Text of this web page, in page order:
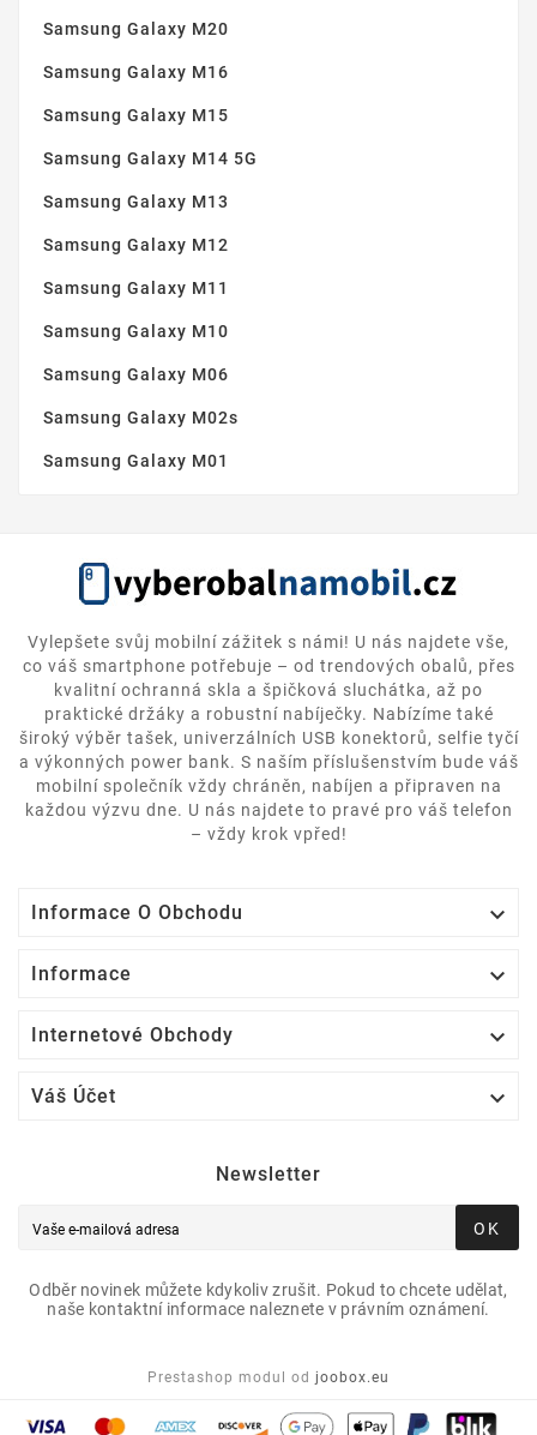
Samsung Galaxy M20
Samsung Galaxy M16
Samsung Galaxy M15
Samsung Galaxy M14 5G
Samsung Galaxy M13
Samsung Galaxy M12
Samsung Galaxy M11
Samsung Galaxy M10
Samsung Galaxy M06
Samsung Galaxy M02s
Samsung Galaxy M01
Vylepšete svůj mobilní zážitek s námi! U nás najdete vše,
co váš smartphone potřebuje – od trendových obalů, přes
kvalitní ochranná skla a špičková sluchátka, až po
praktické držáky a robustní nabíječky. Nabízíme také
široký výběr tašek, univerzálních USB konektorů, selfie tyčí
a výkonných power bank. S naším příslušenstvím bude váš
mobilní společník vždy chráněn, nabíjen a připraven na
každou výzvu dne. U nás najdete to pravé pro váš telefon
– vždy krok vpřed!
Informace O Obchodu 
Informace 
Internetové Obchody 
Váš Účet 
Newsletter
OK
Odběr novinek můžete kdykoliv zrušit. Pokud to chcete udělat,
naše kontaktní informace naleznete v právním oznámení.
Prestashop modul od joobox.eu